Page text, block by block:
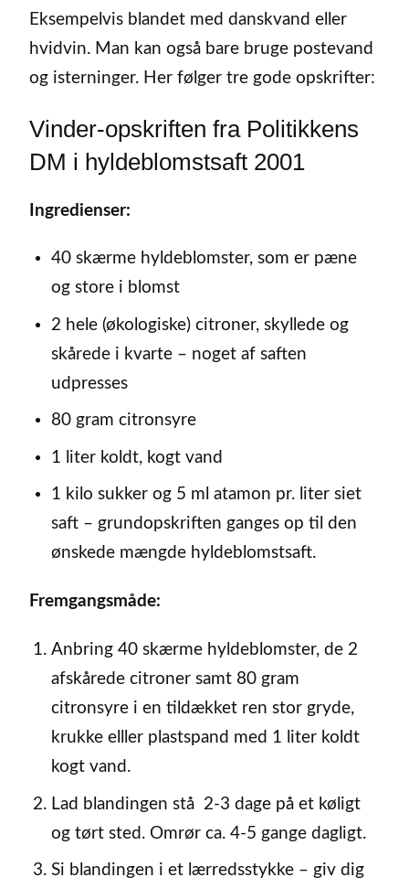
Eksempelvis blandet med danskvand eller
hvidvin. Man kan også bare bruge postevand
og isterninger. Her følger tre gode opskrifter:
Vinder-opskriften fra Politikkens
DM i hyldeblomstsaft 2001
Ingredienser:
40 skærme hyldeblomster, som er pæne
og store i blomst
2 hele (økologiske) citroner, skyllede og
skårede i kvarte – noget af saften
udpresses
80 gram citronsyre
1 liter koldt, kogt vand
1 kilo sukker og 5 ml atamon pr. liter siet
saft – grundopskriften ganges op til den
ønskede mængde hyldeblomstsaft.
Fremgangsmåde:
Anbring 40 skærme hyldeblomster, de 2
afskårede citroner samt 80 gram
citronsyre i en tildækket ren stor gryde,
krukke elller plastspand med 1 liter koldt
kogt vand.
Lad blandingen stå 2-3 dage på et køligt
og tørt sted. Omrør ca. 4-5 gange dagligt.
Si blandingen i et lærredsstykke – giv dig